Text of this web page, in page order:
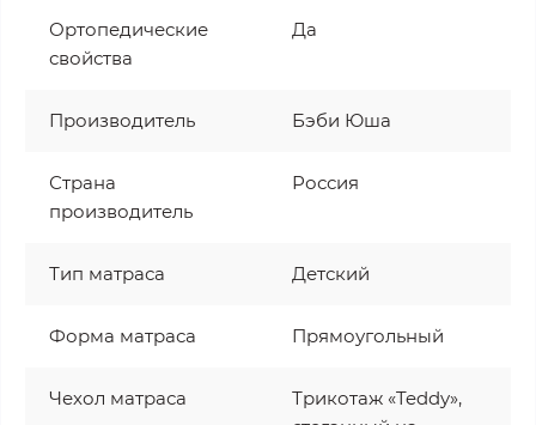
Ортопедические
свойства
Да
Производитель Бэби Юша
Страна
производитель
Россия
Тип матраса Детский
Форма матраса Прямоугольный
Чехол матраса
Трикотаж «Teddy»,